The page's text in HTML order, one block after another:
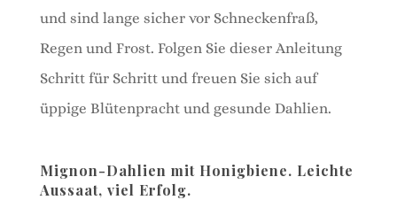
und sind lange sicher vor Schneckenfraß,
Regen und Frost. Folgen Sie dieser Anleitung
Schritt für Schritt und freuen Sie sich auf
üppige Blütenpracht und gesunde Dahlien.
Mignon-Dahlien mit Honigbiene. Leichte
Aussaat, viel Erfolg.